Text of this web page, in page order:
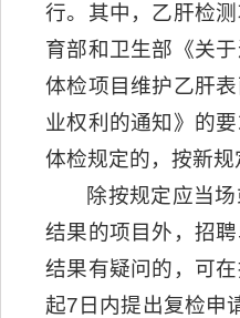
行。其中，乙肝检
育部和卫生部《关
体检项目维护乙肝
业权利的通知》的
体检规定的，按新规
除按规定应当
结果的项目外，招
结果有疑问的，可
起7日内提出复检申